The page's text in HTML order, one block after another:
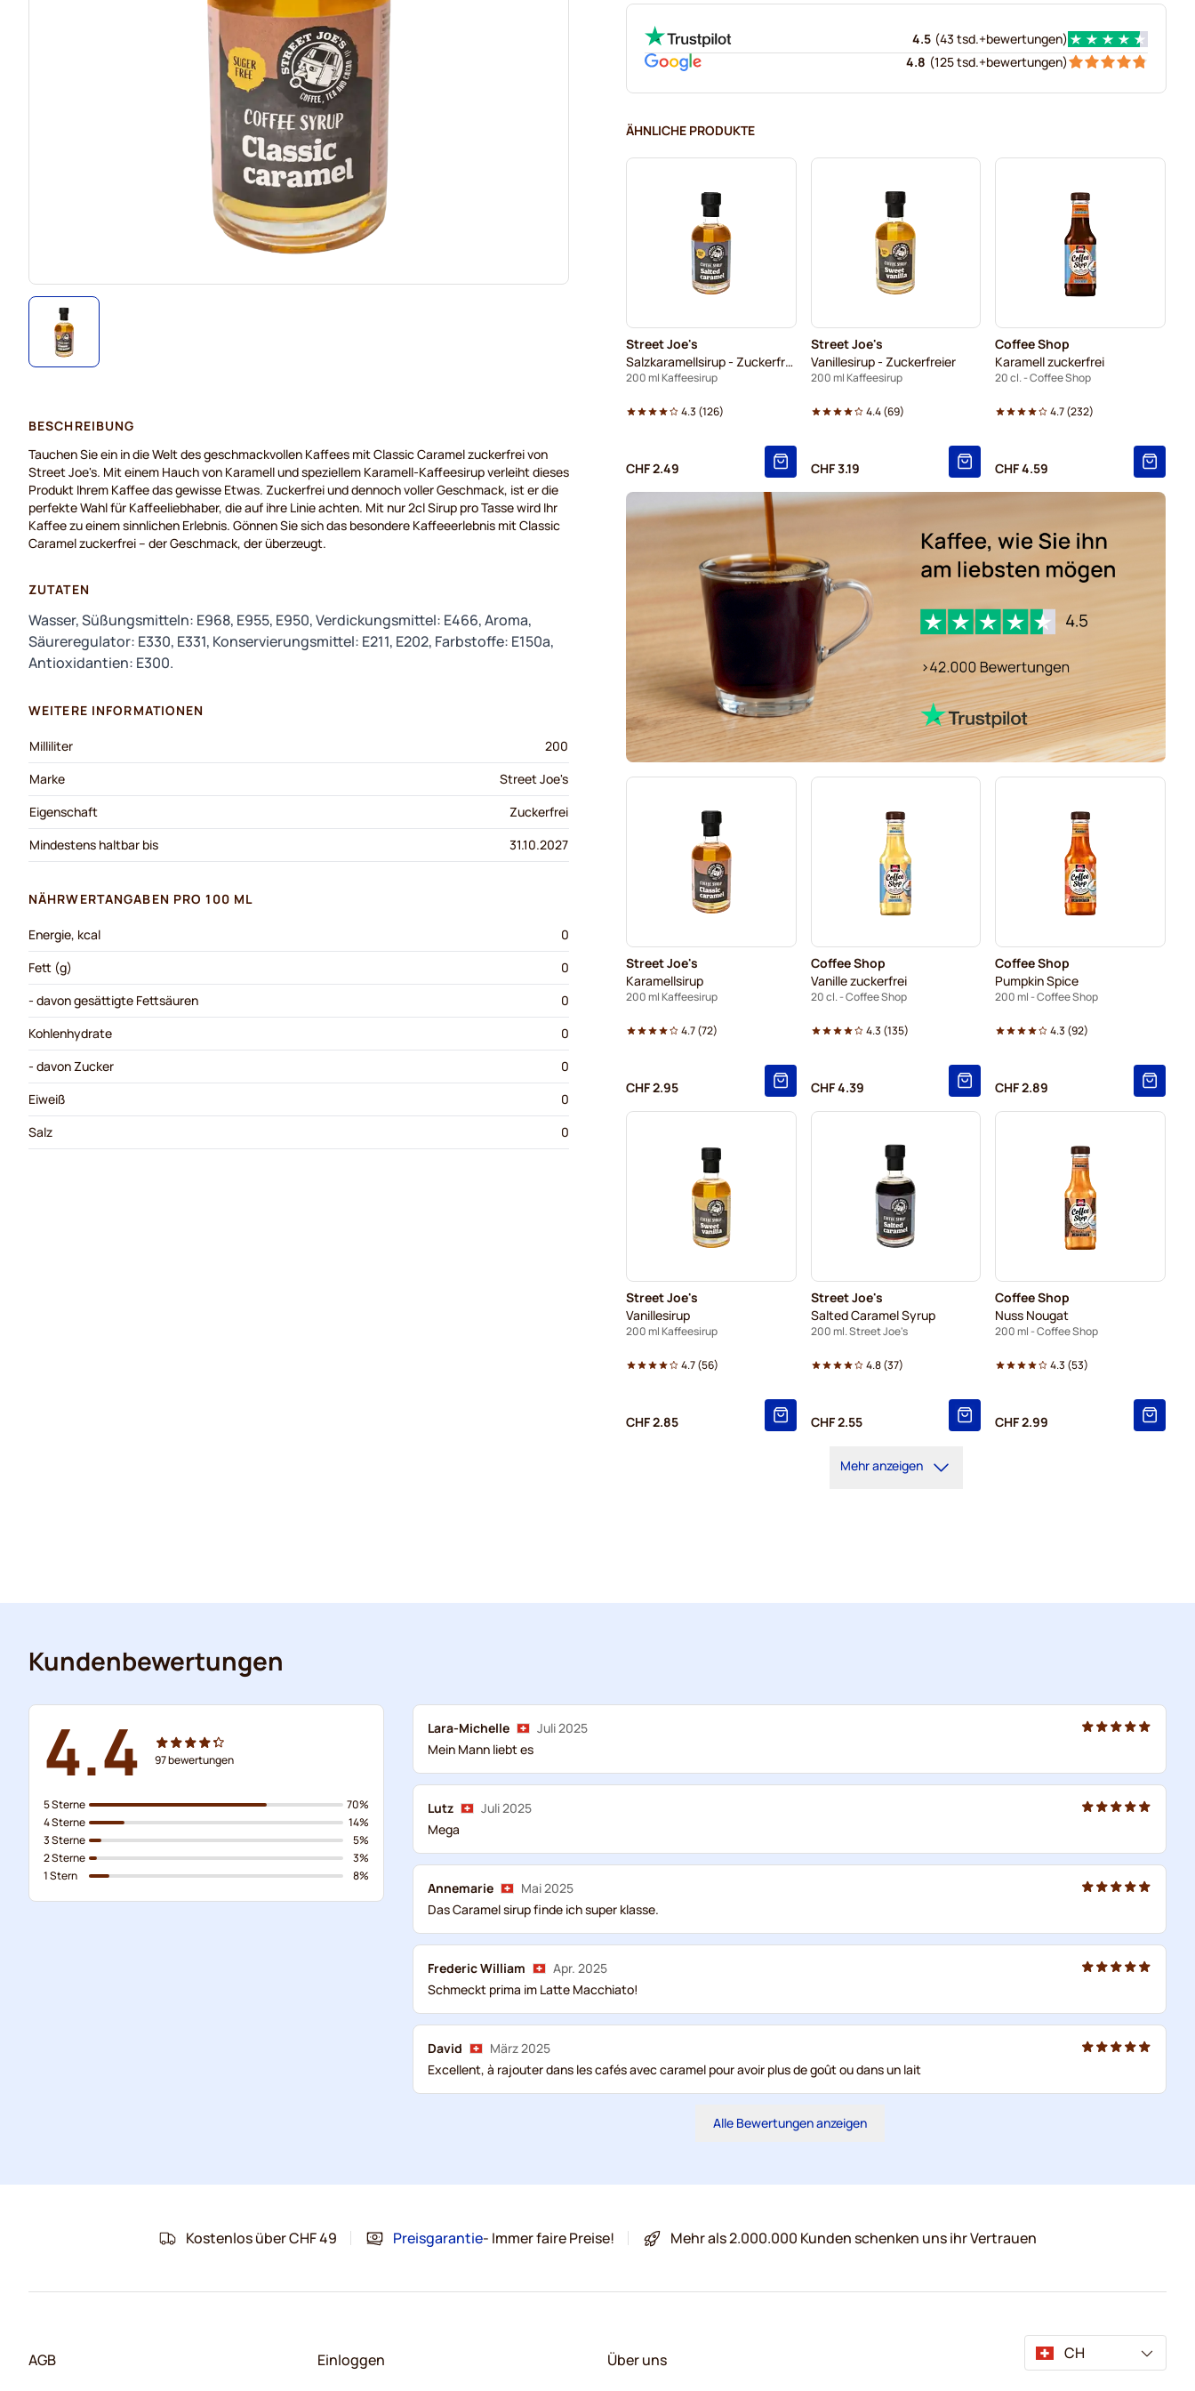
4.5 (43 tsd.+bewertungen)
4.8 (125 tsd.+bewertungen)
ÄHNLICHE PRODUKTE
Street Joe's
Salzkaramellsirup - Zuckerfreier
200 ml Kaffeesirup
4.3 (126)
CHF 2.49
Street Joe's
Vanillesirup - Zuckerfreier
200 ml Kaffeesirup
4.4(69)
CHF 3.19
Coffee Shop
Karamell zuckerfrei
20 cl. - Coffee Shop
4.7(232)
CHF 4.59
Street Joe's
Karamellsirup
200 ml Kaffeesirup
4.7(72)
CHF 2.95
Coffee Shop
Vanille zuckerfrei
20 cl. - Coffee Shop
4.3 (135)
CHF 4.39
Coffee Shop
Pumpkin Spice
200 ml - Coffee Shop
4.3 (92)
CHF 2.89
Street Joe's
Vanillesirup
200 ml Kaffeesirup
4.7(56)
CHF 2.85
Street Joe's
Salted Caramel Syrup
200 ml. Street Joe's
4.8(37)
CHF 2.55
Coffee Shop
Nuss Nougat
200 ml - Coffee Shop
4.3 (53)
CHF 2.99
Mehr anzeigen
BESCHREIBUNG
Tauchen Sie ein in die Welt des geschmackvollen Kaffees mit Classic Caramel zuckerfrei von
Street Joe's. Mit einem Hauch von Karamell und speziellem Karamell-Kaffeesirup verleiht dieses
Produkt Ihrem Kaffee das gewisse Etwas. Zuckerfrei und dennoch voller Geschmack, ist er die
perfekte Wahl für Kaffeeliebhaber, die auf ihre Linie achten. Mit nur 2cl Sirup pro Tasse wird Ihr
Kaffee zu einem sinnlichen Erlebnis. Gönnen Sie sich das besondere Kaffeeerlebnis mit Classic
Caramel zuckerfrei – der Geschmack, der überzeugt.
ZUTATEN
Wasser, Süßungsmitteln: E968, E955, E950, Verdickungsmittel: E466, Aroma,
Säureregulator: E330, E331, Konservierungsmittel: E211, E202, Farbstoffe: E150a,
Antioxidantien: E300.
WEITERE INFORMATIONEN
Milliliter
200
Marke
Street Joe's
Eigenschaft
Zuckerfrei
Mindestens haltbar bis
31.10.2027
NÄHRWERTANGABEN PRO 100 ML
Energie, kcal
0
Fett (g)
0
- davon gesättigte Fettsäuren
0
Kohlenhydrate
0
- davon Zucker
0
Eiweiß
0
Salz
0
Kundenbewertungen
4.4 97bewertungen
5 Sterne
4 Sterne
3 Sterne
2 Sterne
1 Stern
70%
14%
5%
3%
8%
Lara-Michelle
Juli 2025
Mein Mann liebt es
Lutz
Juli 2025
Mega
Annemarie
Mai 2025
Das Caramel sirup finde ich super klasse.
Frederic William
Apr. 2025
Schmeckt prima im Latte Macchiato!
David
März 2025
Excellent, à rajouter dans les cafés avec caramel pour avoir plus de goût ou dans un lait
Alle Bewertungen anzeigen
Kostenlos über CHF 49 Preisgarantie- Immer faire Preise! Mehr als 2.000.000 Kunden schenken uns ihr Vertrauen
AGB Einloggen Über uns CH